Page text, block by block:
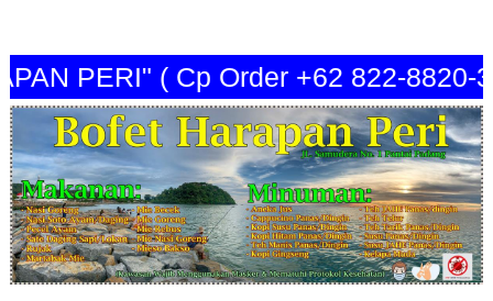
PERI" ( Cp Order +62 822-8820-